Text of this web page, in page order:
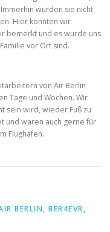
würden sie nicht
Hier konnten wir
bemerkt und es wurde uns
vor Ort sind.
von Air Berlin
Tage und Wochen. Wir
sein wird, wieder Fuß zu
und waren auch gerne für
Flughafen.
BERLIN, BER4EVR,